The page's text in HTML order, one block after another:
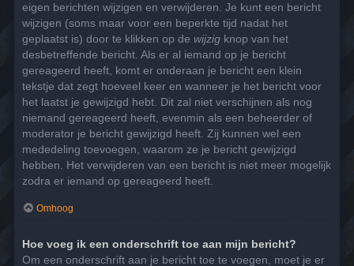
eigen berichten wijzigen en verwijderen. Je kunt een bericht
wijzigen (soms maar voor een beperkte tijd nadat het
geplaatst is) door te klikken op de wijzig knop van het
desbetreffende bericht. Als er al iemand op je bericht
gereageerd heeft, komt er onderaan je bericht een klein
tekstje dat zegt hoeveel keer en wanneer je het bericht voor
het laatst je gewijzigd hebt. Dit zal niet verschijnen als nog
niemand gereageerd heeft, evenmin als een beheerder of
moderator je bericht gewijzigd heeft. Zij kunnen wel een
mededeling toevoegen, waarom ze je bericht gewijzigd
hebben. Het verwijderen van een bericht is niet meer mogelijk
zodra er iemand op gereageerd heeft.
Omhoog
Hoe voeg ik een onderschrift toe aan mijn bericht?
Om een onderschrift aan je bericht toe te voegen, moet je er